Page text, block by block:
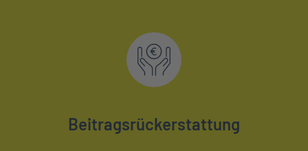
Beitragsrückerstattung